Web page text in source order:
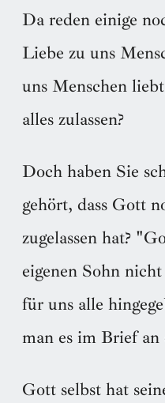
Da reden einige
Liebe zu uns
uns Menschen
alles zulassen?
Doch haben Sie
gehört, dass Gott
zugelassen hat?
eigenen Sohn
für uns alle
man es im Brief
Gott selbst hat